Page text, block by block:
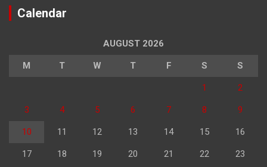
Calendar
AUGUST 2026
M T W T F S S
1 2
3 4 5 6 7 8 9
10 11 12 13 14 15 16
17 18 19 20 21 22 23